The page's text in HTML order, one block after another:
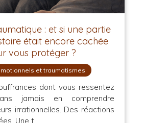
: et si une partie
était encore cachée
vous protéger ?
et traumatismes
dont vous ressentez
jamais en comprendre
irrationnelles. Des réactions
Une t...